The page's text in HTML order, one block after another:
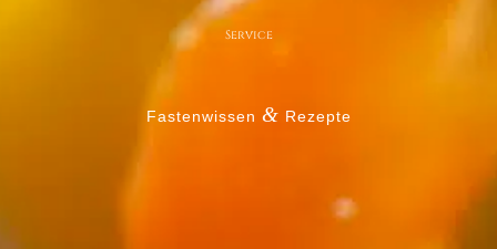
Service
Fastenwissen & Rezepte